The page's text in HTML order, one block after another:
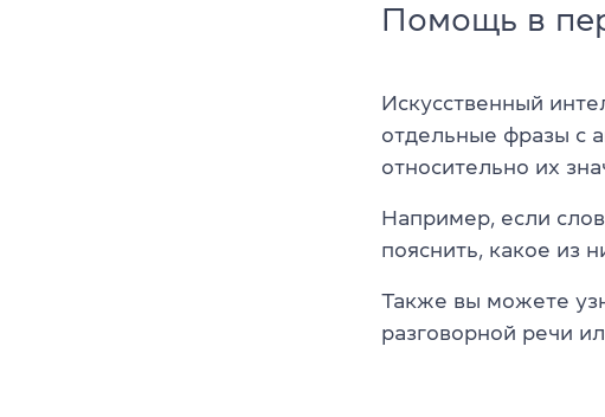
Помощь в
Искусственный
отдельные фразы с
относительно их
Например, если
пояснить, какое из
Также вы можете
разговорной речи